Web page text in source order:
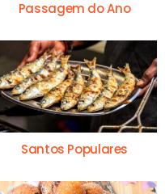
Passagem do Ano
Santos Populares